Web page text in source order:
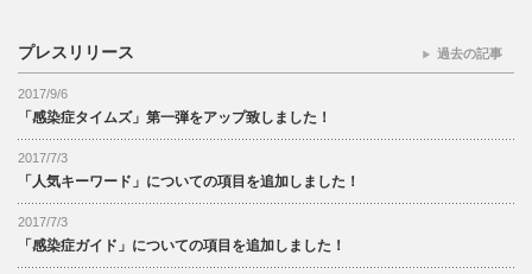
プレスリリース
2017/9/6
「感染症タイムズ」第一弾をアップ致しました！
2017/7/3
「人気キーワード」についての項目を追加しました！
2017/7/3
「感染症ガイド」についての項目を追加しました！
過去の記事